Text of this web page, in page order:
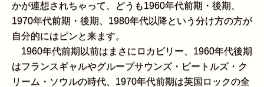
かが連想されちゃって、どうも1960年代前期・後期、
1970年代前期・後期、1980年代以降という分け方の方が
自分的にはピンと来ます。
1960年代前期以前はまさにロカビリー、1960年代後期
はフランスギャルやグループサウンズ・ビートルズ・ク
リーム・ソウルの時代、1970年代前期は英国ロックの全